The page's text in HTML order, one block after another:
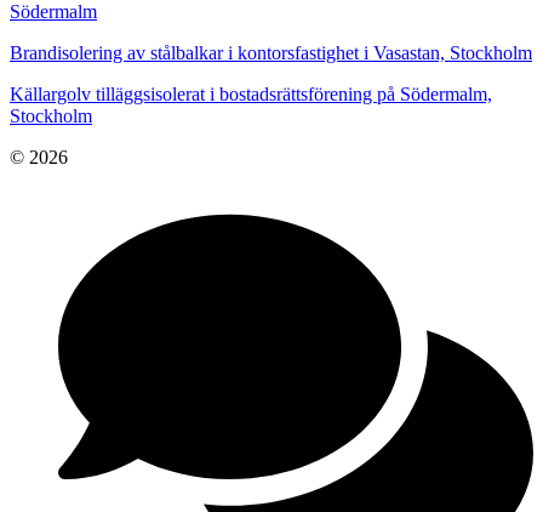
Södermalm
Brandisolering av stålbalkar i kontorsfastighet i Vasastan, Stockholm
Källargolv tilläggsisolerat i bostadsrättsförening på Södermalm,
Stockholm
© 2026